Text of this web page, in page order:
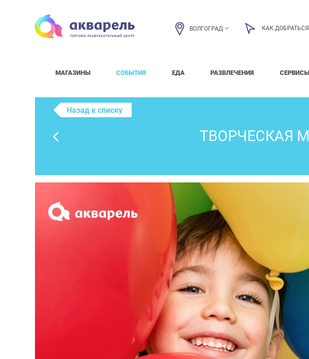
ВОЛГОГРАД КАК ДОБРАТЬСЯ
МАГАЗИНЫ СОБЫТИЯ ЕДА РАЗВЛЕЧЕНИЯ СЕРВИСЫ
Назад к списку
ТВОРЧЕСКАЯ